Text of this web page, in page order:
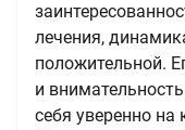
лечения,
положительной.
и
себя уверенно на